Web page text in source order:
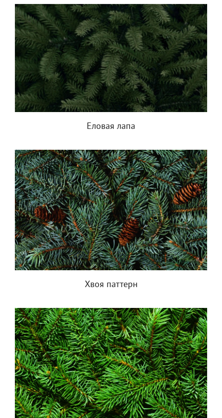
Еловая лапа
Хвоя паттерн